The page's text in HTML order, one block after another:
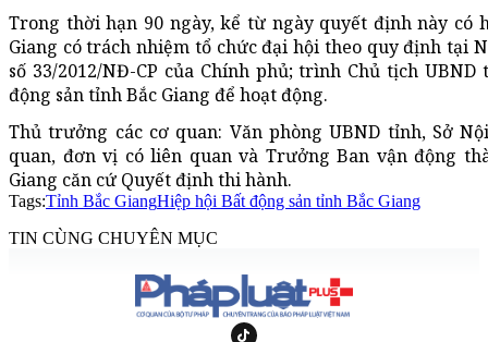
Trong thời hạn 90 ngày, kể từ ngày quyết định này có
Giang có trách nhiệm tổ chức đại hội theo quy định tại
số 33/2012/NĐ-CP của Chính phủ; trình Chủ tịch
động sản tỉnh Bắc Giang để hoạt động.
Thủ trưởng các cơ quan: Văn phòng UBND tỉnh, Sở
quan, đơn vị có liên quan và Trưởng Ban vận động
Giang căn cứ Quyết định thi hành.
Tags:Tỉnh Bắc GiangHiệp hội Bất động sản tỉnh Bắc Giang
TIN CÙNG CHUYÊN MỤC